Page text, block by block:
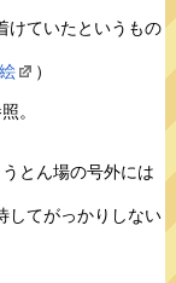
けていたというもの
）
。
とん場の号外には
してがっかりしない